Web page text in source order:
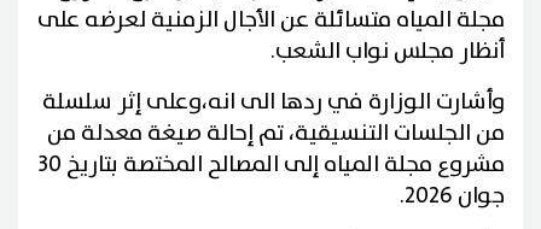
مجلة المياه متسائلة عن الأجال الزمنية لعرضه على
أنظار مجلس نواب الشعب.
وأشارت الوزارة في ردها الى انه،وعلى إثر سلسلة
من الجلسات التنسيقية، تم إحالة صيغة معدلة من
مشروع مجلة المياه إلى المصالح المختصة بتاريخ 30
جوان 2026.